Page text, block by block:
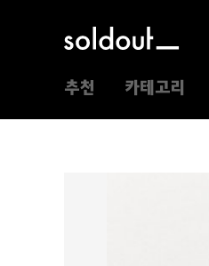
추천 카테고리